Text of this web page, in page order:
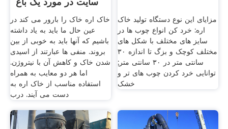
خاک اره خاک را بارور می کند در
عین حال ما باید به یاد داشته
باشیم که آنها باید به خوبی از بین
بروند. منفی ها عبارتند از اسیدی
شدن خاک و کاهش آن با نیتروژن.
اما هر دو معایب به همراه
استفاده مناسب از خاک اره به
دست می آیند. درب
مزایای این نوع دستگاه تولید خاک
اره: خرد کن انواع چوب ها در
سایز های مختلف با شکل های
مختلف کوچک و بزگ تا اندازه ۳۰
سانتی متر در ۳۰ سانتی متر;
توانایی خرد کردن چوب های تر و
خشک